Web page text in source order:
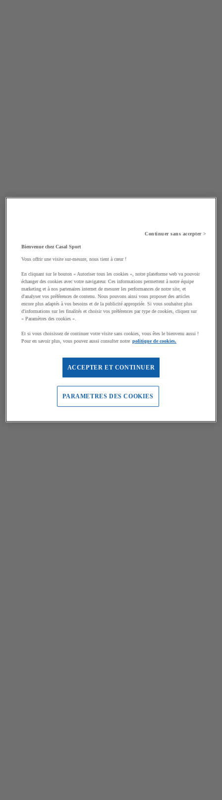
Continuer sans accepter >
Bienvenue chez Casal Sport
Vous offrir une visite sur-mesure, nous tient à cœur !
En cliquant sur le bouton « Autoriser tous les cookies », notre plateforme web va pouvoir
échanger des cookies avec votre navigateur. Ces informations permettent à notre équipe
marketing et à nos partenaires internet de mesurer les performances de notre site, et
d'analyser vos préférences de contenu. Nous pouvons ainsi vous proposer des articles
encore plus adaptés à vos besoins et de la publicité appropriée. Si vous souhaitez plus
d'informations sur les finalités et choisir vos préférences par type de cookies, cliquez sur
« Paramètres des cookies ».
Et si vous choisissez de continuer votre visite sans cookies, vous êtes le bienvenu aussi !
Pour en savoir plus, vous pouvez aussi consulter notre politique de cookies.
ACCEPTER ET CONTINUER
PARAMETRES DES COOKIES